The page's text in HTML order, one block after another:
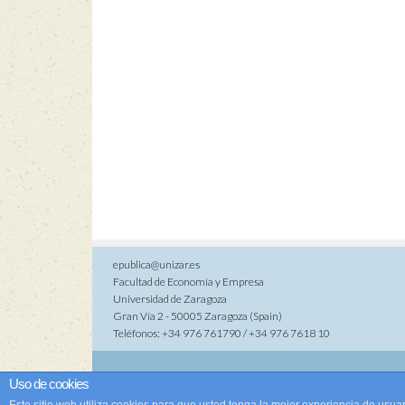
epublica@unizar.es
Facultad de Economía y Empresa
Universidad de Zaragoza
Gran Vía 2 - 50005 Zaragoza (Spain)
Teléfonos: +34 976 761790 / +34 976 7618 10
Uso de cookies